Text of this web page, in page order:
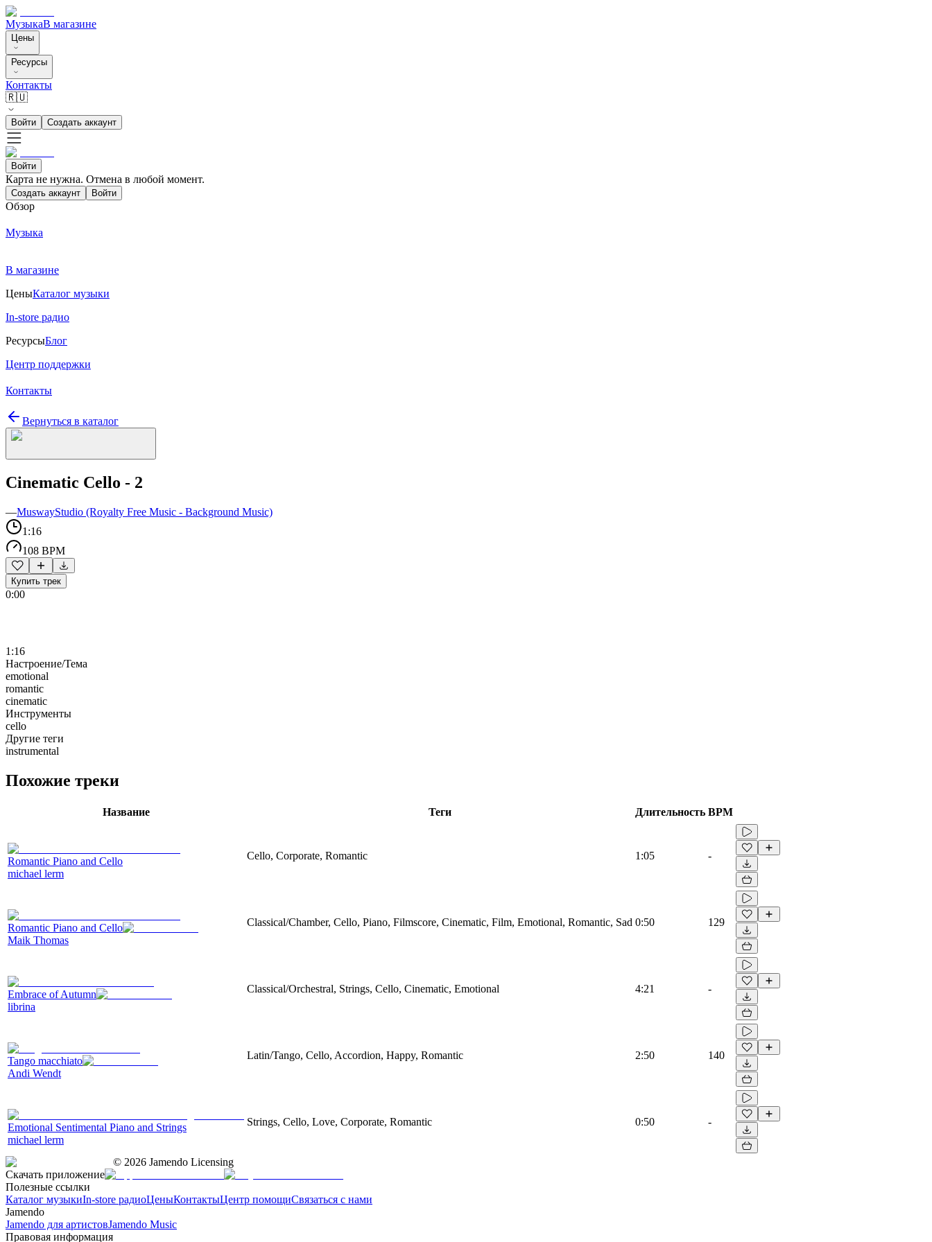
МузыкаВ магазине
Цены
Ресурсы
Контакты
🇷🇺
Войти Создать аккаунт
Войти
Карта не нужна. Отмена в любой момент.
Создать аккаунт Войти
Обзор
Музыка
В магазине
ЦеныКаталог музыки
In-store радио
РесурсыБлог
Центр поддержки
Контакты
Вернуться в каталог
Cinematic Cello - 2
—MuswayStudio (Royalty Free Music - Background Music)
1:16
108 BPM
Купить трек
0:00
1:16
Настроение/Тема
emotional
romantic
cinematic
Инструменты
cello
Другие теги
instrumental
Похожие треки
Название Теги Длительность BPM
Romantic Piano and Cello
michael lerm
Cello, Corporate, Romantic 1:05 -
Romantic Piano and Cello
Maik Thomas
Classical/Chamber, Cello, Piano, Filmscore, Cinematic, Film, Emotional, Romantic, Sad 0:50 129
Embrace of Autumn
librina
Classical/Orchestral, Strings, Cello, Cinematic, Emotional 4:21 -
Tango macchiato
Andi Wendt
Latin/Tango, Cello, Accordion, Happy, Romantic 2:50 140
Emotional Sentimental Piano and Strings
michael lerm
Strings, Cello, Love, Corporate, Romantic 0:50 -
© 2026 Jamendo Licensing
Скачать приложение
Полезные ссылки
Каталог музыкиIn-store радиоЦеныКонтактыЦентр помощиСвязаться с нами
Jamendo
Jamendo для артистовJamendo Music
Правовая информация